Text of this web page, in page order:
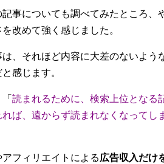
事についても調べてみたところ、
を改めて強く感じました。
、それほど内容に大差のないよう
感じます。
読まれるために、検索上位となる
ば、遠からず読まれなくなってし
フィリエイトによる広告収入だけ